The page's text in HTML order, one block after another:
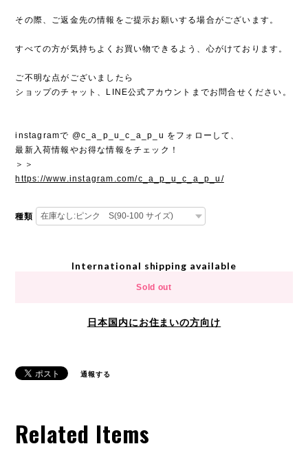
その際、ご返金先の情報をご提示お願いする場合がございます。
すべての方が気持ちよくお買い物できるよう、心がけております。
ご不明な点がございましたら
ショップのチャット、LINE公式アカウントまでお問合せください。
instagramで @c_a_p_u_c_a_p_u をフォローして、
最新入荷情報やお得な情報をチェック！
＞＞
https://www.instagram.com/c_a_p_u_c_a_p_u/
種類
International shipping available
Sold out
日本国内にお住まいの方向け
通報する
Related Items